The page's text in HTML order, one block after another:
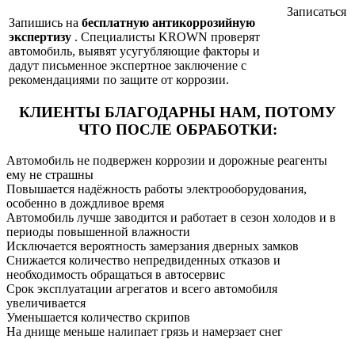
Запишись на бесплатную антикоррозийную
экспертизу . Специалисты KROWN проверят
автомобиль, выявят усугубляющие факторы и
дадут письменное экспертное заключение с
рекомендациями по защите от коррозии.
Записаться
КЛИЕНТЫ БЛАГОДАРНЫ НАМ, ПОТОМУ
ЧТО ПОСЛЕ ОБРАБОТКИ:
Автомобиль не подвержен коррозии и дорожные реагенты
ему не страшны
Повышается надёжность работы электрооборудования,
особенно в дождливое время
Автомобиль лучше заводится и работает в сезон холодов и в
периоды повышенной влажности
Исключается вероятность замерзания дверных замков
Снижается количество непредвиденных отказов и
необходимость обращаться в автосервис
Срок эксплуатации агрегатов и всего автомобиля
увеличивается
Уменьшается количество скрипов
На днище меньше налипает грязь и намерзает снег